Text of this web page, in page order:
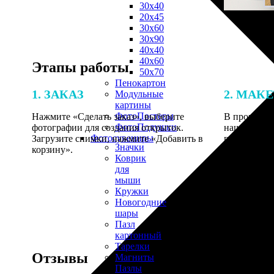
30х40
20х45
30х60
30х90
40х40
40х60
50х70
Пенокартон
Модульные
картины
ФотоПостеры
ФотоПодушки
Фотоcувениры
Значки
Коврик
для
мыши
Кружки
Новогодние
шары
Пазл
картонный
Тарелки
Магниты
Пазлы
Этапы работы
1. ЗАКАЗ
Нажмите «Сделать заказ», выберите
фотографии для создания открыток.
Загрузите снимки, нажмите «Добавить в
корзину».
2.
В процессе
наши
по
Отзывы